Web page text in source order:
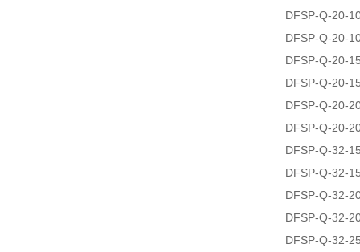
DFSP-Q-20-
DFSP-Q-20-
DFSP-Q-20-
DFSP-Q-20-
DFSP-Q-20-
DFSP-Q-20-
DFSP-Q-32-
DFSP-Q-32-
DFSP-Q-32-
DFSP-Q-32-
DFSP-Q-32-